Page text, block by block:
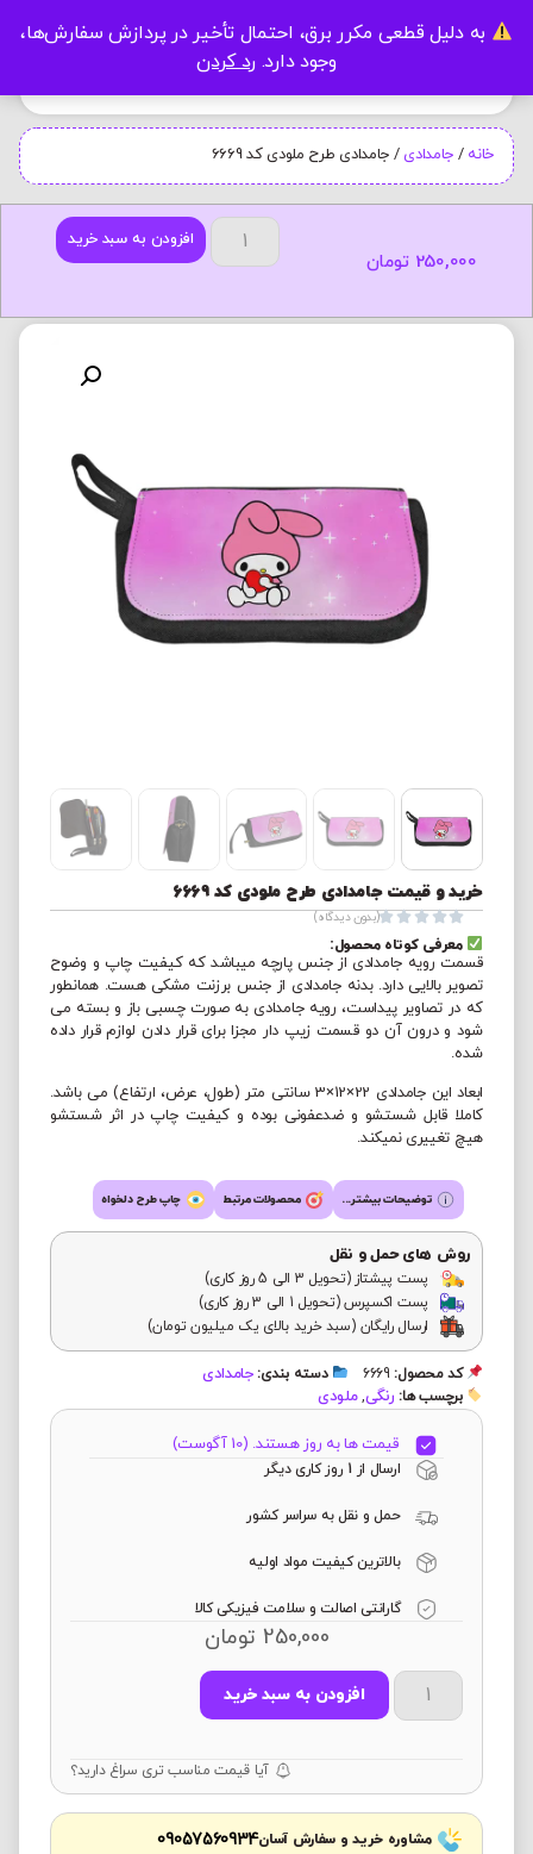
به دلیل قطعی مکرر برق، احتمال تأخیر در پردازش سفارش‌ها،
وجود دارد. رد کردن
خانه / جامدادی / جامدادی طرح ملودی کد 6669
افزودن به سبد خرید
250,000 تومان
خرید و قیمت جامدادی طرح ملودی کد 6669




(بدون دیدگاه)
معرفی کوتاه محصول:
قسمت رویه جامدادی از جنس پارچه میباشد که کیفیت چاپ و وضوح
تصویر بالایی دارد. بدنه جامدادی از جنس برزنت مشکی هست. همانطور
که در تصاویر پیداست، رویه جامدادی به صورت چسبی باز و بسته می
شود و درون آن دو قسمت زیپ دار مجزا برای قرار دادن لوازم قرار داده
شده.
ابعاد این جامدادی 22×12×3 سانتی متر (طول، عرض، ارتفاع) می باشد.
کاملا قابل شستشو و ضدعفونی بوده و کیفیت چاپ در اثر شستشو
هیچ تغییری نمیکند.
توضیحات بیشتر... محصولات مرتبط چاپ طرح دلخواه
روش های حمل و نقل
پست پیشتاز (تحویل 3 الی 5 روز کاری)
پست اکسپرس (تحویل 1 الی 3 روز کاری)
ارسال رایگان (سبد خرید بالای یک میلیون تومان)
کد محصول: 6669 دسته بندی: جامدادی
برچسب ها: رنگی,ملودی
قیمت ها به روز هستند. (10 آگوست)
ارسال از 1 روز کاری دیگر
حمل و نقل به سراسر کشور
بالاترین کیفیت مواد اولیه
گارانتی اصالت و سلامت فیزیکی کالا
250,000 تومان
افزودن به سبد خرید
آیا قیمت مناسب تری سراغ دارید؟
مشاوره خرید و سفارش آسان09057560934